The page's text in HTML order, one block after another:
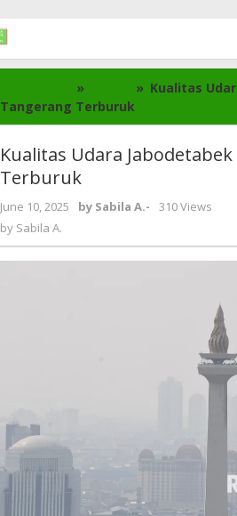
» » Kualitas
Tangerang Terburuk
Kualitas Udara
Terburuk
June 10, 2025 by Sabila A.-
310 Views
by Sabila A.